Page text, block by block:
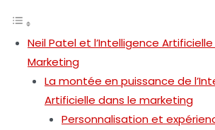
Neil Patel et l’Intelligence
Marketing
La montée en puissance de
Artificielle dans le marketing
Personnalisation et